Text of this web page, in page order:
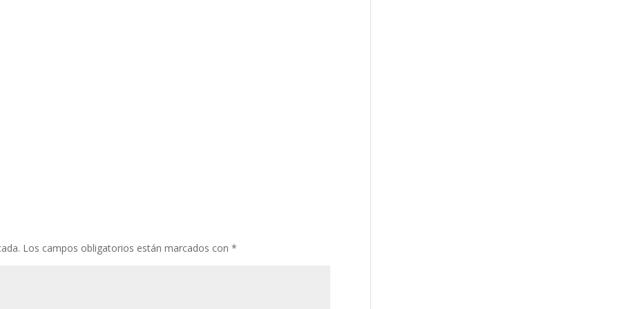
Los campos obligatorios están marcados con*